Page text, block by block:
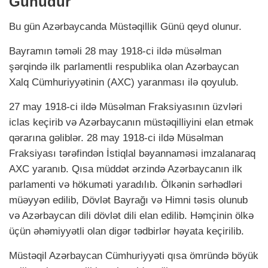
Bu gün Azərbaycanda Müstəqillik Günü qeyd olunur.
Bayramın təməli 28 may 1918-ci ildə müsəlman
şərqində ilk parlamentli respublika olan Azərbaycan
Xalq Cümhuriyyətinin (AXC) yaranması ilə qoyulub.
27 may 1918-ci ildə Müsəlman Fraksiyasının üzvləri
iclas keçirib və Azərbaycanın müstəqilliyini elan etmək
qərarına gəliblər. 28 may 1918-ci ildə Müsəlman
Fraksiyası tərəfindən İstiqlal bəyannaməsi imzalanaraq
AXC yaranıb. Qısa müddət ərzində Azərbaycanın ilk
parlamenti və hökuməti yaradılıb. Ölkənin sərhədləri
müəyyən edilib, Dövlət Bayrağı və Himni təsis olunub
və Azərbaycan dili dövlət dili elan edilib. Həmçinin ölkə
üçün əhəmiyyətli olan digər tədbirlər həyata keçirilib.
Müstəqil Azərbaycan Cümhuriyyəti qısa ömründə böyük